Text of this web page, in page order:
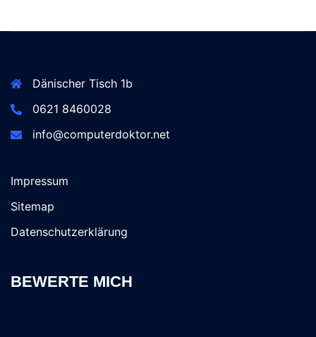
Dänischer Tisch 1b
0621 8460028
info@computerdoktor.net
Impressum
Sitemap
Datenschutzerklärung
BEWERTE MICH